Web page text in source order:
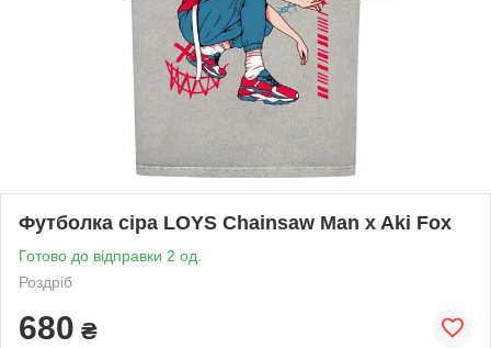
Футболка сіра LOYS Chainsaw Man x Aki Fox
Готово до відправки 2 од.
Роздріб
680 ₴